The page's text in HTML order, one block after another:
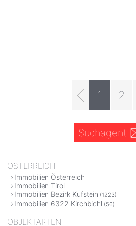
1 2
Suchagent
ÖSTERREICH
Immobilien Österreich
Immobilien Tirol
Immobilien Bezirk Kufstein (1223)
Immobilien 6322 Kirchbichl (56)
OBJEKTARTEN